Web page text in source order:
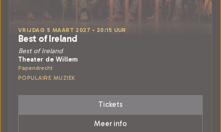
VRIJDAG 5 MAART 2027 • 20:15 UUR
Best of Ireland
Best of Ireland
Theater de Willem
Papendrecht
POPULAIRE MUZIEK
Tickets
Meer info